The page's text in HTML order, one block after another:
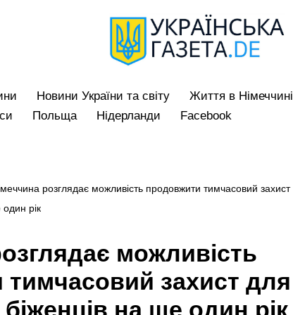
Hовини України та світу Життя в Німеччині
Польща Нідерланди Facebook
розглядає можливість продовжити тимчасовий захист
рік
можливість
захист для
біженців на ще один рік